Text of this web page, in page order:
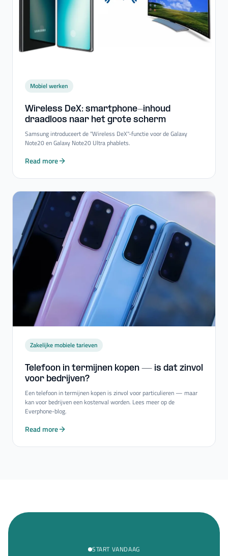
Mobiel werken
Wireless DeX: smartphone-​inhoud
draadloos naar het grote scherm
Samsung introduceert de "Wireless DeX"-functie voor de Galaxy
Note20 en Galaxy Note20 Ultra phablets.
Read more
Zakelijke mobiele tarieven
Telefoon in termijnen kopen — is dat zinvol
voor bedrijven?
Een telefoon in termijnen kopen is zinvol voor particulieren — maar
kan voor bedrijven een kostenval worden. Lees meer op de
Everphone-blog.
Read more
START VANDAAG